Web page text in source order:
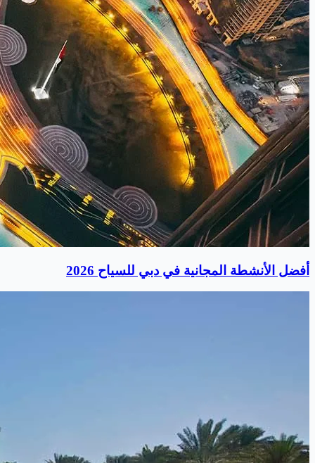
أفضل الأنشطة المجانية في دبي للسياح 2026